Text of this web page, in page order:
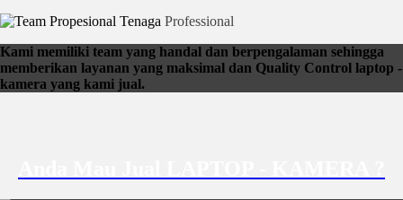
Tenaga Professional
Kami memiliki team yang handal dan berpengalaman sehingga
memberikan layanan yang maksimal dan Quality Control laptop -
kamera yang kami jual.